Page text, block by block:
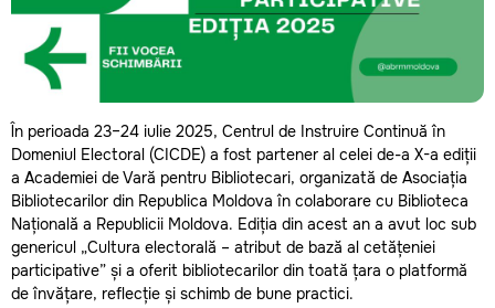
În perioada 23–24 iulie 2025, Centrul de Instruire Continuă în
Domeniul Electoral (CICDE) a fost partener al celei de-a X-a ediții
a Academiei de Vară pentru Bibliotecari, organizată de Asociația
Bibliotecarilor din Republica Moldova în colaborare cu Biblioteca
Națională a Republicii Moldova. Ediția din acest an a avut loc sub
genericul „Cultura electorală – atribut de bază al cetățeniei
participative” și a oferit bibliotecarilor din toată țara o platformă
de învățare, reflecție și schimb de bune practici.